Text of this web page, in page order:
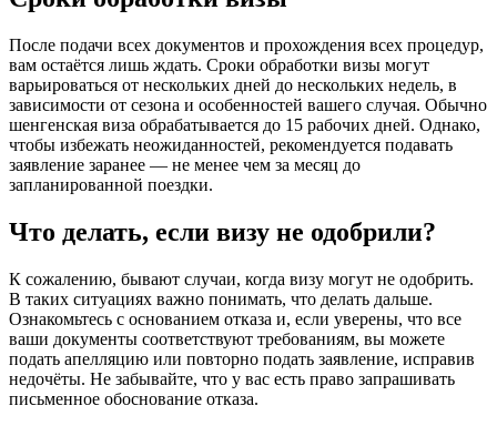
После подачи всех документов и прохождения всех процедур,
вам остаётся лишь ждать. Сроки обработки визы могут
варьироваться от нескольких дней до нескольких недель, в
зависимости от сезона и особенностей вашего случая. Обычно
шенгенская виза обрабатывается до 15 рабочих дней. Однако,
чтобы избежать неожиданностей, рекомендуется подавать
заявление заранее — не менее чем за месяц до
запланированной поездки.
Что делать, если визу не одобрили?
К сожалению, бывают случаи, когда визу могут не одобрить.
В таких ситуациях важно понимать, что делать дальше.
Ознакомьтесь с основанием отказа и, если уверены, что все
ваши документы соответствуют требованиям, вы можете
подать апелляцию или повторно подать заявление, исправив
недочёты. Не забывайте, что у вас есть право запрашивать
письменное обоснование отказа.